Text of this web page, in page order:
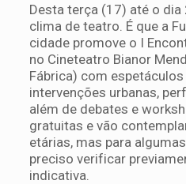
Desta terça (17) até o dia
clima de teatro. É que a
cidade promove o I
no Cineteatro Bianor
Fábrica) com
intervenções urbanas,
além de debates e
gratuitas e vão
etárias, mas para
preciso verificar
indicativa.